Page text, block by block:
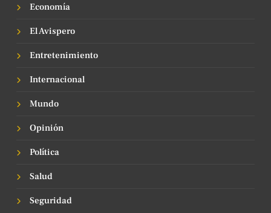
Economía
El Avispero
Entretenimiento
Internacional
Mundo
Opinión
Política
Salud
Seguridad